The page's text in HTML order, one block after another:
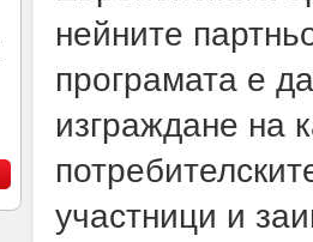
нейните
програмата е
изграждане на
участници и